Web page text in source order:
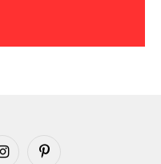
InstagramPinterest